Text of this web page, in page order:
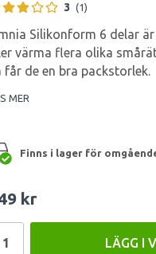
3 (1)
Silikonform 6 delar
värma flera olika
får de en bra packstorlek.
MER
Finns i lager för
kr
LÄGG I